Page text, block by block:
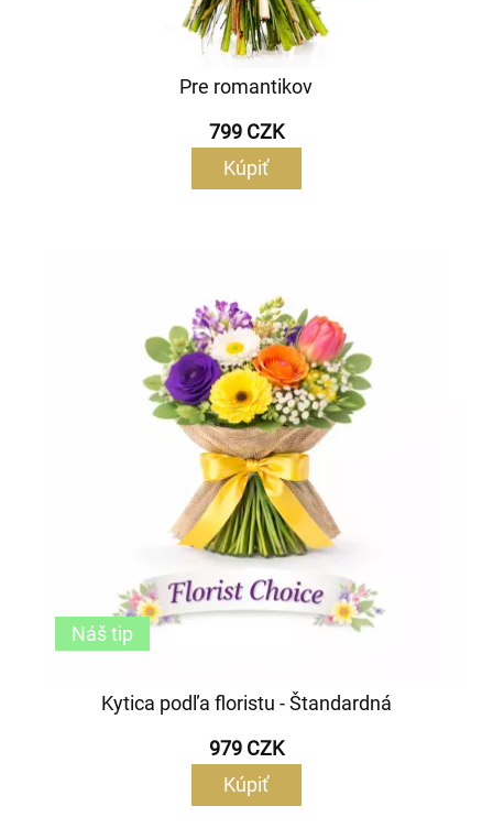
Pre romantikov
799 CZK
Kúpiť
Kytica podľa floristu - Štandardná
979 CZK
Kúpiť
Náš tip